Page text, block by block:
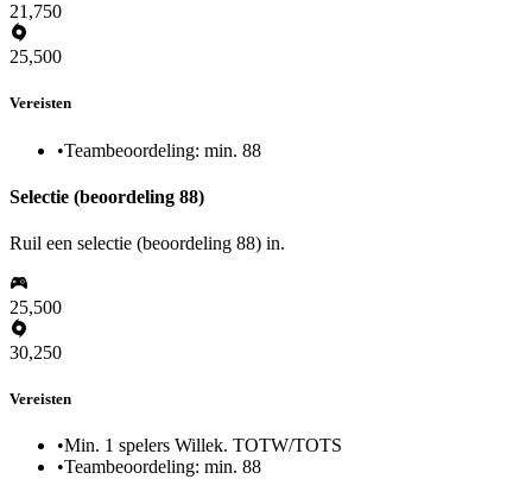
21,750
25,500
Vereisten
•Teambeoordeling: min. 88
Selectie (beoordeling 88)
Ruil een selectie (beoordeling 88) in.
25,500
30,250
Vereisten
•Min. 1 spelers Willek. TOTW/TOTS
•Teambeoordeling: min. 88